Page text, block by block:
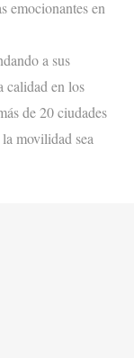
emocionantes en
a sus
calidad en los
de 20 ciudades
movilidad sea